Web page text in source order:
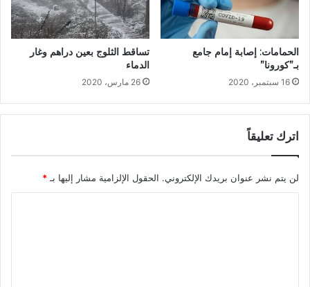
الحمامات: إصابة إمام جامع
بـ”كورونا”
16 سبتمبر، 2020
تساقط الثلوج بعين دراهم وغار
الدماء
26 مارس، 2020
اترك تعليقاً
لن يتم نشر عنوان بريدك الإلكتروني. الحقول الإلزامية مشار إليها بـ *